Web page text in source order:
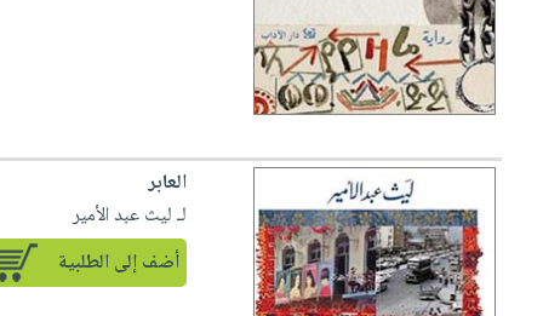
العابر
لـ ليث عبد الأمير
أضف إلى الطلبية